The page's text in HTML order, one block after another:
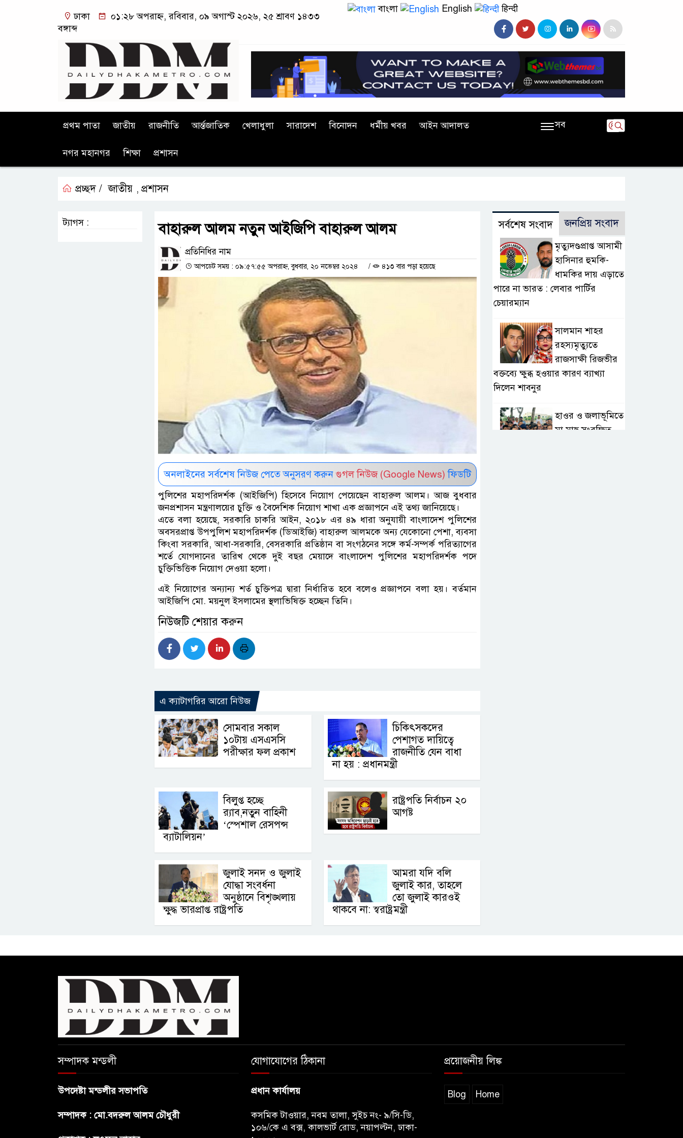
ঢাকা
০১:২৮ অপরাহ্ন, রবিবার, ০৯ অগাস্ট ২০২৬, ২৫ শ্রাবণ ১৪৩৩
বঙ্গাব্দ
বাংলা English हिन्दी
প্রথম পাতা জাতীয় রাজনীতি আর্ন্তজাতিক খেলাধুলা সারাদেশ বিনোদন ধর্মীয় খবর আইন আদালত
নগর মহানগর শিক্ষা প্রশাসন
সব
প্রচ্ছদ / জাতীয় , প্রশাসন
বাহারুল আলম নতুন আইজিপি বাহারুল আলম
প্রতিনিধির নাম
আপডেট সময় : ০৯:৫৭:৫৫ অপরাহ্ন, বুধবার, ২০ নভেম্বর ২০২৪ / ৪১৩ বার পড়া হয়েছে
অনলাইনের সর্বশেষ নিউজ পেতে অনুসরণ করুন গুগল নিউজ (Google News) ফিডটি
পুলিশের মহাপরিদর্শক (আইজিপি) হিসেবে নিয়োগ পেয়েছেন বাহারুল আলম। আজ বুধবার
জনপ্রশাসন মন্ত্রণালয়ের চুক্তি ও বৈদেশিক নিয়োগ শাখা এক প্রজ্ঞাপনে এই তথ্য জানিয়েছে।
এতে বলা হয়েছে, সরকারি চাকরি আইন, ২০১৮ এর ৪৯ ধারা অনুযায়ী বাংলাদেশ পুলিশের
অবসরপ্রাপ্ত উপপুলিশ মহাপরিদর্শক (ডিআইজি) বাহারুল আলমকে অন্য যেকোনো পেশা, ব্যবসা
কিংবা সরকারি, আধা-সরকারি, বেসরকারি প্রতিষ্ঠান বা সংগঠনের সঙ্গে কর্ম-সম্পর্ক পরিত্যাগের
শর্তে যোগদানের তারিখ থেকে দুই বছর মেয়াদে বাংলাদেশ পুলিশের মহাপরিদর্শক পদে
চুক্তিভিত্তিক নিয়োগ দেওয়া হলো।
এই নিয়োগের অন্যান্য শর্ত চুক্তিপত্র দ্বারা নির্ধারিত হবে বলেও প্রজ্ঞাপনে বলা হয়। বর্তমান
আইজিপি মো. ময়নুল ইসলামের স্থলাভিষিক্ত হচ্ছেন তিনি।
নিউজটি শেয়ার করুন
এ ক্যাটাগরির আরো নিউজ
সোমবার সকাল
১০টায় এসএসসি
পরীক্ষার ফল প্রকাশ
চিকিৎসকদের
পেশাগত দায়িত্বে
রাজনীতি যেন বাধা
না হয় : প্রধানমন্ত্রী
বিলুপ্ত হচ্ছে
র‍্যাব,নতুন বাহিনী
‘স্পেশাল রেসপন্স
ব্যাটালিয়ন’
রাষ্ট্রপতি নির্বাচন ২০
আগষ্ট
জুলাই সনদ ও জুলাই
যোদ্ধা সংবর্ধনা
অনুষ্ঠানে বিশৃঙ্খলায়
ক্ষুদ্ধ ভারপ্রাপ্ত রাষ্ট্রপতি
আমরা যদি বলি
জুলাই কার, তাহলে
তো জুলাই কারওই
থাকবে না: স্বরাষ্ট্রমন্ত্রী
ট্যাগস : সর্বশেষ সংবাদ জনপ্রিয় সংবাদ
মৃত্যুদণ্ডপ্রাপ্ত আসামী
হাসিনার হুমকি-
ধামকির দায় এড়াতে
পারে না ভারত : লেবার পার্টির
চেয়ারম্যান
সালমান শাহর
রহস্যমৃত্যুতে
রাজসাক্ষী রিজভীর
বক্তব্যে ক্ষুব্ধ হওয়ার কারণ ব্যাখ্যা
দিলেন শাবনুর
হাওর ও জলাভূমিতে
মা মাছ সংরক্ষিত
সম্পাদক মন্ডলী
উপদেষ্টা মন্ডলীর সভাপতি
সম্পাদক : মো.বদরুল আলম চৌধুরী
যোগাযোগের ঠিকানা
প্রধান কার্যালয়
কসমিক টাওয়ার, নবম তালা, সুইচ নং- ৯/সি-ডি,
১০৬/কে এ বক্স, কালভার্ট রোড, নয়াপল্টন, ঢাকা-
প্রয়োজনীয় লিঙ্ক
Blog Home